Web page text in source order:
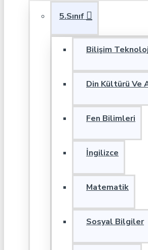
5.Sınıf
Bilişim
Din Kültürü Ve
Fen Bilimleri
İngilizce
Matematik
Sosyal Bilgiler